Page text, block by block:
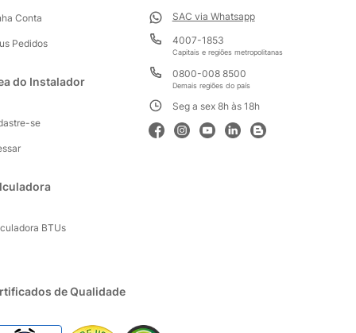
Conta
Pedidos
do Instalador
se
BTUs
SAC via Whatsapp
4007-1853
Capitais e regiões metropolitanas
0800-008 8500
Demais regiões do país
Seg a sex 8h às 18h
de Qualidade